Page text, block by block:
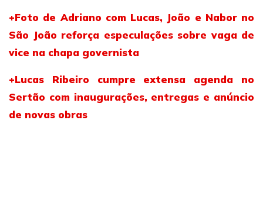
+Foto de Adriano com Lucas, João e Nabor no
São João reforça especulações sobre vaga de
vice na chapa governista
+Lucas Ribeiro cumpre extensa agenda no
Sertão com inaugurações, entregas e anúncio
de novas obras